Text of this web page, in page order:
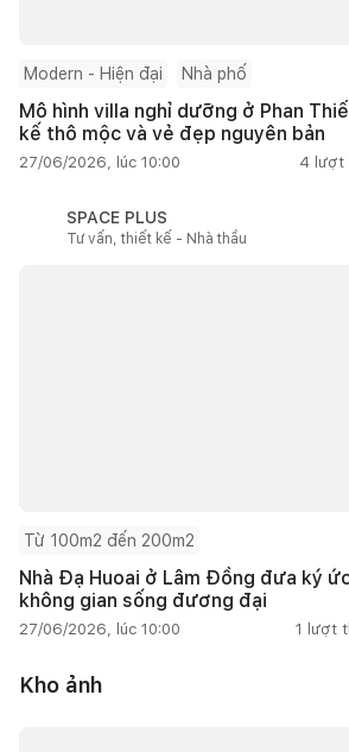
Modern - Hiện đại Nhà phố
Mô hình villa nghỉ dưỡng ở Phan
kế thô mộc và vẻ đẹp nguyên bản
27/06/2026, lúc 10:00 4 lượt
SPACE PLUS
Tư vấn, thiết kế - Nhà thầu
Từ 100m2 đến 200m2
Nhà Đạ Huoai ở Lâm Đồng đưa ký
không gian sống đương đại
27/06/2026, lúc 10:00 1 lượt
Kho ảnh